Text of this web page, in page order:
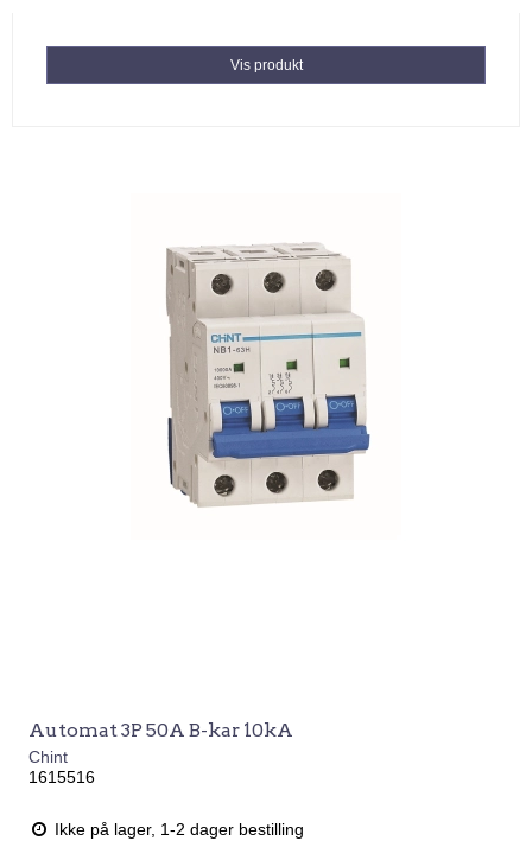
Vis produkt
Automat 3P 50A B-kar 10kA
Chint
1615516
Ikke på lager, 1-2 dager bestilling